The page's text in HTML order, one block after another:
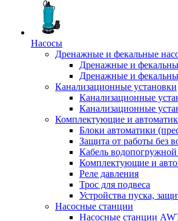
Насосы
Дренажные и фекальные
Дренажные и
Дренажные и
Канализационные установки
Канализационные
Канализационные
Комплектующие и
Блоки автоматики
Защита от работы без
Кабель
Комплектующие и
Реле давления
Трос для подвеса
Устройства пуска,
Насосные станции
Насосные станции